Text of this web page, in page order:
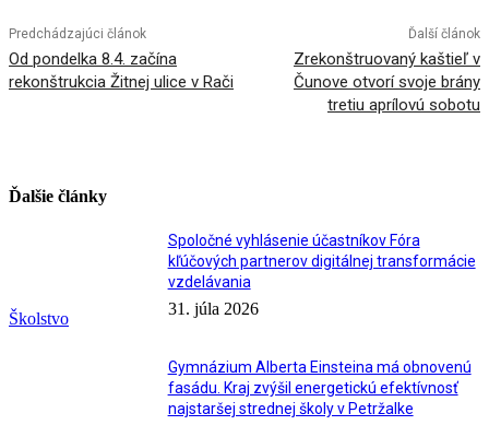
Predchádzajúci článok
Od pondelka 8.4. začína
rekonštrukcia Žitnej ulice v Rači
Ďalší článok
Zrekonštruovaný kaštieľ v
Čunove otvorí svoje brány
tretiu aprílovú sobotu
Ďalšie články
Školstvo
Spoločné vyhlásenie účastníkov Fóra
kľúčových partnerov digitálnej transformácie
vzdelávania
31. júla 2026
Gymnázium Alberta Einsteina má obnovenú
fasádu. Kraj zvýšil energetickú efektívnosť
najstaršej strednej školy v Petržalke